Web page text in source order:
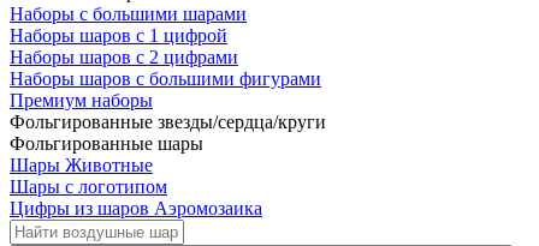
Наборы с большими шарами
Наборы шаров с 1 цифрой
Наборы шаров с 2 цифрами
Наборы шаров с большими фигурами
Премиум наборы
Фольгированные звезды/сердца/круги
Фольгированные шары
Шары Животные
Шары с логотипом
Цифры из шаров Аэромозаика